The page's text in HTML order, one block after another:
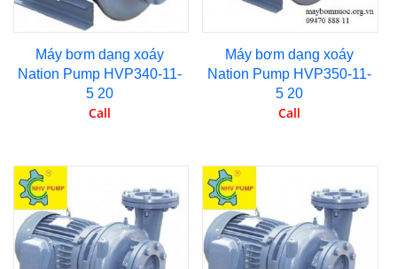
Máy bơm dạng xoáy
Nation Pump HVP340-11-
5 20
Call
Máy bơm dạng xoáy
Nation Pump HVP350-11-
5 20
Call